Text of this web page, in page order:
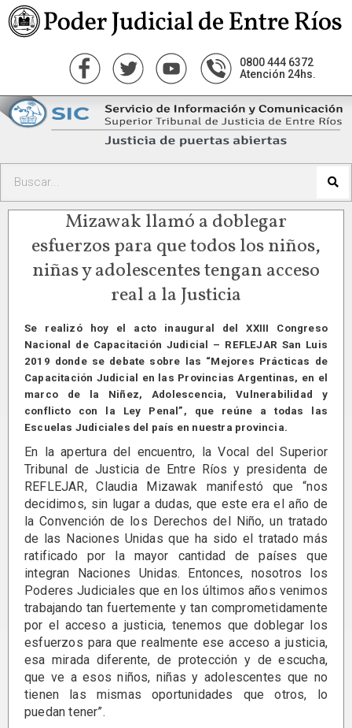
0800 444 6372
Atención 24hs.
Mizawak llamó a doblegar
esfuerzos para que todos los niños,
niñas y adolescentes tengan acceso
real a la Justicia
Se realizó hoy el acto inaugural del XXIII Congreso
Nacional de Capacitación Judicial – REFLEJAR San Luis
2019 donde se debate sobre las “Mejores Prácticas de
Capacitación Judicial en las Provincias Argentinas, en el
marco de la Niñez, Adolescencia, Vulnerabilidad y
conflicto con la Ley Penal”, que reúne a todas las
Escuelas Judiciales del país en nuestra provincia.
En la apertura del encuentro, la Vocal del Superior
Tribunal de Justicia de Entre Ríos y presidenta de
REFLEJAR, Claudia Mizawak manifestó que “nos
decidimos, sin lugar a dudas, que este era el año de
la Convención de los Derechos del Niño, un tratado
de las Naciones Unidas que ha sido el tratado más
ratificado por la mayor cantidad de países que
integran Naciones Unidas. Entonces, nosotros los
Poderes Judiciales que en los últimos años venimos
trabajando tan fuertemente y tan comprometidamente
por el acceso a justicia, tenemos que doblegar los
esfuerzos para que realmente ese acceso a justicia,
esa mirada diferente, de protección y de escucha,
que ve a esos niños, niñas y adolescentes que no
tienen las mismas oportunidades que otros, lo
puedan tener”.